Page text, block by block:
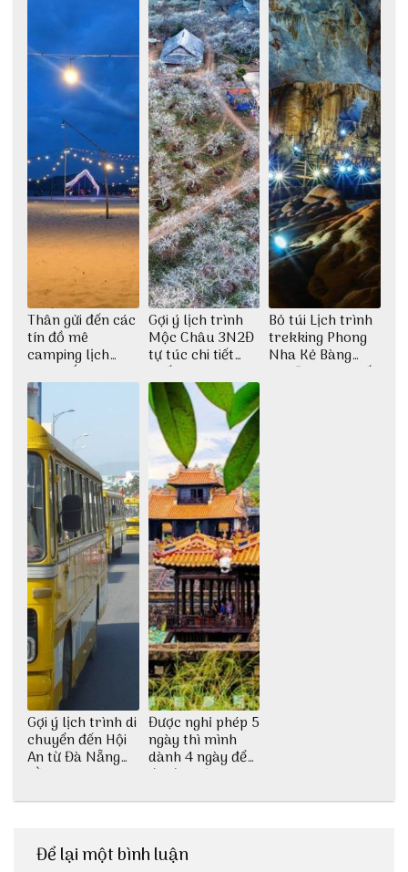
Thân gửi đến các
tín đồ mê
camping lịch
trình cắm trại
Huế tự túc 2N1Đ
chi tiết nhất
Gợi ý lịch trình
Mộc Châu 3N2Đ
tự túc chi tiết
nhất
Bỏ túi Lịch trình
trekking Phong
Nha Kẻ Bàng
3N2Đ cực chi tiết
Gợi ý lịch trình di
chuyển đến Hội
An từ Đà Nẵng
bằng xe bus
Được nghỉ phép 5
ngày thì mình
dành 4 ngày để
đu đưa Lịch
Để lại một bình luận